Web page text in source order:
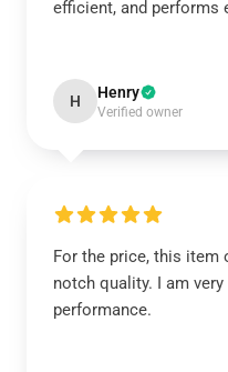
efficient, and performs
H Henry
Verified owner
For the price, this item
notch quality. I am
performance.